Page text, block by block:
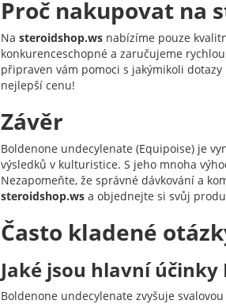
Proč nakupovat na
Na steroidshop.wsnabízíme pouze
konkurenceschopné a zaručujeme
připraven vám pomoci s jakýmikoli
nejlepší cenu!
Závěr
Boldenone undecylenate (Equipoise) je
výsledků v kulturistice. S jeho mnoha
Nezapomeňte, že správné dávkování a
steroidshop.wsa objednejte si svůj
Často kladené
Jaké jsou hlavní
Boldenone undecylenate zvyšuje